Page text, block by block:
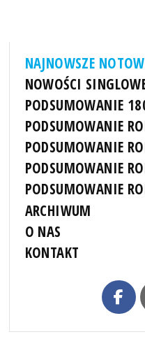
NAJNOWSZE
NOWOŚCI
PODSUMOWANIE
PODSUMOWANIE
PODSUMOWANIE
PODSUMOWANIE
PODSUMOWANIE
ARCHIWUM
O NAS
KONTAKT